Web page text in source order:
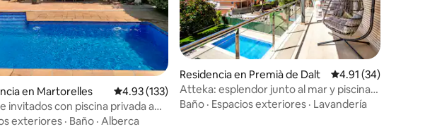
en Martorelles Calificación promedio: 4.93 de 5; 133 evaluaciones
4.93 (133)
invitados con piscina privada a
exteriores · Baño · Alberca
Residencia en Premià de Dalt Calificación
4.91 (34)
Atteka: esplendor junto al mar y piscina
privada
Baño · Espacios exteriores · Lavandería